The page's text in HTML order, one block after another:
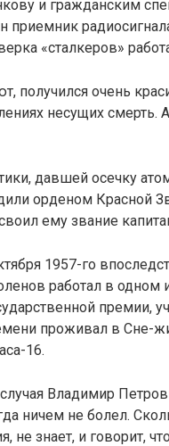
и гражданским
приемник
«сталкеров»
получился очень
несущих смерть.
давшей осечку
орденом Красной
ему звание
1957-го
ра­ботал в одном
премии,
проживал в Сне-
16.
Владимир
ничем не болел.
не знает, и говорит,